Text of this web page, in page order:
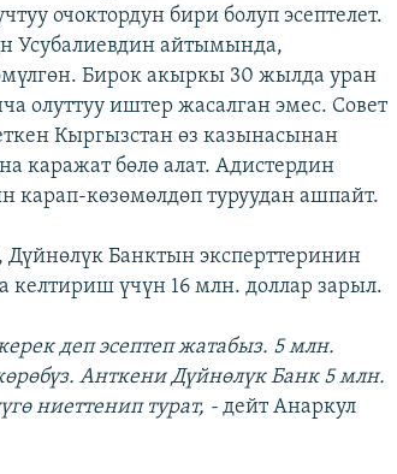
очоктордун бири болуп эсептелет.
Усубалиевдин айтымында,
Бирок акыркы 30 жылда уран
олуттуу иштер жасалган эмес. Совет
Кыргызстан өз казынасынан
каражат бөлө алат. Адистердин
карап-көзөмөлдөп туруудан ашпайт.
Банктын эксперттеринин
келтириш үчүн 16 млн. доллар зарыл.
деп эсептеп жатабыз. 5 млн.
Анткени Дүйнөлүк Банк 5 млн.
ниеттенип турат, - дейт Анаркул